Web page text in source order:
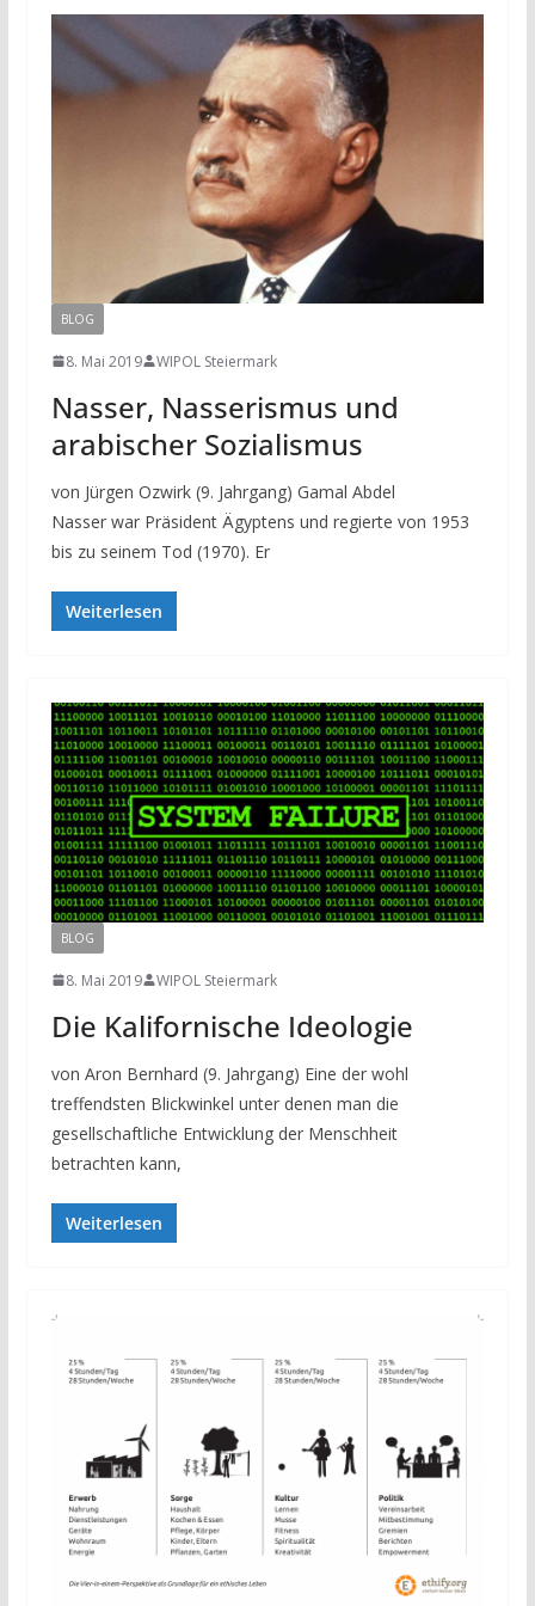
BLOG
8. Mai 2019 WIPOL Steiermark
Nasser, Nasserismus und
arabischer Sozialismus
von Jürgen Ozwirk (9. Jahrgang) Gamal Abdel
Nasser war Präsident Ägyptens und regierte von 1953
bis zu seinem Tod (1970). Er
Weiterlesen
BLOG
8. Mai 2019 WIPOL Steiermark
Die Kalifornische Ideologie
von Aron Bernhard (9. Jahrgang) Eine der wohl
treffendsten Blickwinkel unter denen man die
gesellschaftliche Entwicklung der Menschheit
betrachten kann,
Weiterlesen